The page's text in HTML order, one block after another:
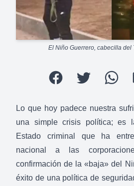
El Niño Guerrero, cabecilla del
Lo que hoy padece nuestra
una simple crisis política; es
Estado criminal que ha
nacional a las
confirmación de la «baja» del
éxito de una política de